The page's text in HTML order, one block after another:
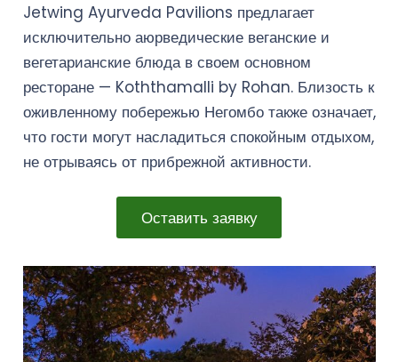
Jetwing Ayurveda Pavilions предлагает
исключительно аюрведические веганские и
вегетарианские блюда в своем основном
ресторане — Koththamalli by Rohan. Близость к
оживленному побережью Негомбо также означает,
что гости могут насладиться спокойным отдыхом,
не отрываясь от прибрежной активности.
Оставить заявку